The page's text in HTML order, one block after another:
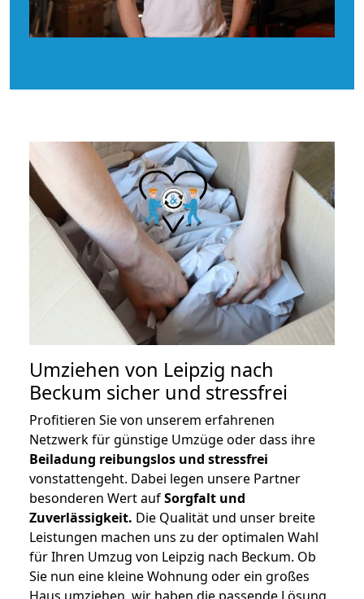
Umziehen von Leipzig nach
Beckum sicher und stressfrei
Profitieren Sie von unserem erfahrenen
Netzwerk für günstige Umzüge oder dass ihre
Beiladung reibungslos und stressfrei
vonstattengeht. Dabei legen unsere Partner
besonderen Wert aufSorgfalt und
Zuverlässigkeit. Die Qualität und unser breite
Leistungen machen uns zu der optimalen Wahl
für Ihren Umzug von Leipzig nach Beckum. Ob
Sie nun eine kleine Wohnung oder ein großes